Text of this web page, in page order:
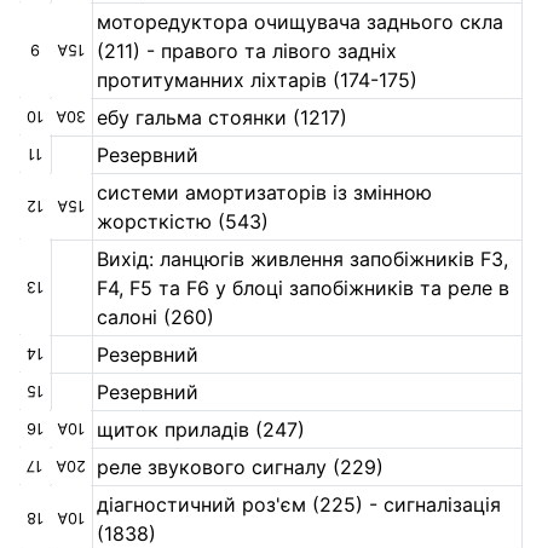
9 15А
моторедуктора очищувача заднього скла
(211) - правого та лівого задніх
протитуманних ліхтарів (174-175)
10 30А ебу гальма стоянки (1217)
11 Резервний
12 15А
системи амортизаторів із змінною
жорсткістю (543)
13
Вихід: ланцюгів живлення запобіжників F3,
F4, F5 та F6 у блоці запобіжників та реле в
салоні (260)
14 Резервний
15 Резервний
16 10А щиток приладів (247)
17 20А реле звукового сигналу (229)
18 10А
діагностичний роз'єм (225) - сигналізація
(1838)